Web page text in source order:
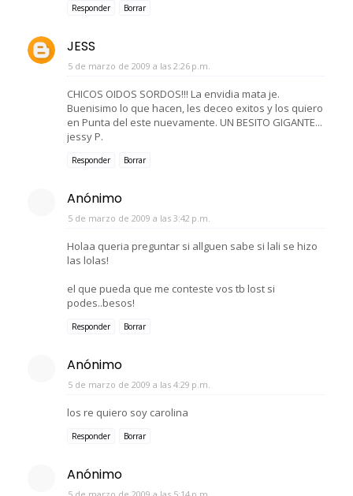
Responder Borrar
JESS
5 de marzo de 2009 a las 2:26 p.m.
CHICOS OIDOS SORDOS!!! La envidia mata je.
Buenisimo lo que hacen, les deceo exitos y los quiero
en Punta del este nuevamente. UN BESITO GIGANTE...
jessy P.
Responder Borrar
Anónimo
5 de marzo de 2009 a las 3:42 p.m.
Holaa queria preguntar si allguen sabe si lali se hizo
las lolas!
el que pueda que me conteste vos tb lost si
podes..besos!
Responder Borrar
Anónimo
5 de marzo de 2009 a las 4:29 p.m.
los re quiero soy carolina
Responder Borrar
Anónimo